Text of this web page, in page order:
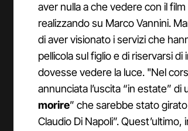
aver nulla a che vedere con il
realizzando su Marco Vannini.
di aver visionato i servizi che
pellicola sul figlio e di riservarsi
dovesse vedere la luce. "Nel
annunciata l’uscita “in estate” di
morire” che sarebbe stato
Claudio Di Napoli”.